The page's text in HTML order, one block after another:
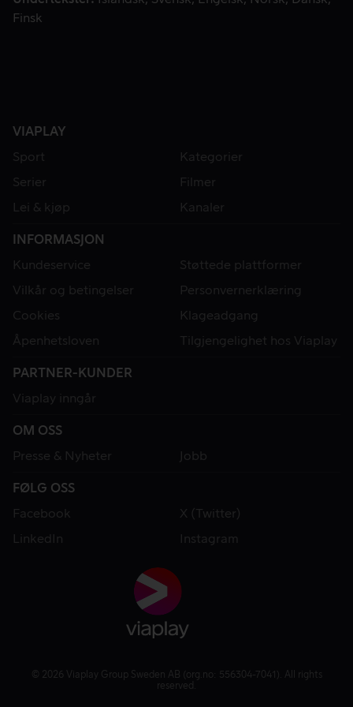
Finsk
VIAPLAY
Sport
Kategorier
Serier
Filmer
Lei & kjøp
Kanaler
INFORMASJON
Kundeservice
Støttede plattformer
Vilkår og betingelser
Personvernerklæring
Cookies
Klageadgang
Åpenhetsloven
Tilgjengelighet hos Viaplay
PARTNER-KUNDER
Viaplay inngår
OM OSS
Presse & Nyheter
Jobb
FØLG OSS
Facebook
X (Twitter)
LinkedIn
Instagram
© 2026 Viaplay Group Sweden AB (org.no: 556304-7041). All rights
reserved.